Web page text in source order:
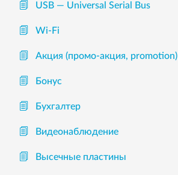
USB — Universal Serial Bus
Wi-Fi
Акция (промо-акция, promotion)
Бонус
Бухгалтер
Видеонаблюдение
Высечные пластины